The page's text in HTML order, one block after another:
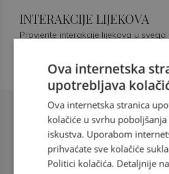
Šećerna bolest tip 2 =
doc. dr. sc. Višnja Kokić Maleš,
dr.med., specijalististica
INTERAKCIJE LIJEKOVA
Provjerite interakcije lijekova u svega
Ova internetska
upotrebljava
Ova internetska stranica
kolačiće u svrhu
iskustva. Uporabom
prihvaćate sve kolačiće
Politici kolačića. Detaljnije na